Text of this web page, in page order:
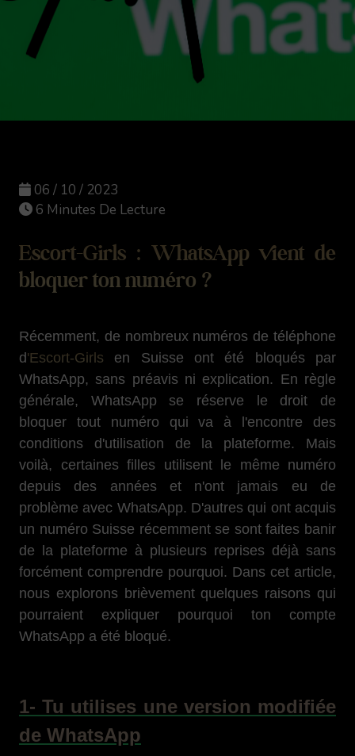
06 / 10 / 2023
6 Minutes De Lecture
Escort-Girls : WhatsApp vient de
bloquer ton numéro ?
Récemment, de nombreux numéros de téléphone
d 'Escort-Girls en Suisse ont été bloqués par
WhatsApp, sans préavis ni explication. En règle
générale, WhatsApp se réserve le droit de
bloquer tout numéro qui va à l'encontre des
conditions d'utilisation de la plateforme. Mais
voilà, certaines filles utilisent le même numéro
depuis des années et n'ont jamais eu de
problème avec WhatsApp. D'autres qui ont acquis
un numéro Suisse récemment se sont faites banir
de la plateforme à plusieurs reprises déjà sans
forcément comprendre pourquoi. Dans cet article,
nous explorons brièvement quelques raisons qui
pourraient expliquer pourquoi ton compte
WhatsApp a été bloqué.
1- Tu utilises une version modifiée
de WhatsApp